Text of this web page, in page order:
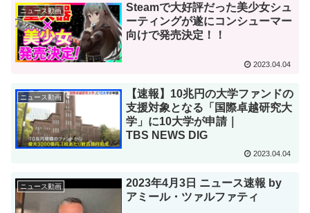
ニュース動画
Steamで大好評だった美少女シュ
ーティングが遂にコンシューマー
向けで発売決定！！
2023.04.04
ニュース動画
【速報】10兆円の大学ファンドの
支援対象となる「国際卓越研究大
学」に10大学が申請｜
TBS NEWS DIG
2023.04.04
ニュース動画
2023年4月3日 ニュース速報 by
アミール・ツァルファティ